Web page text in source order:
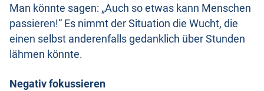
Man könnte sagen: „Auch so etwas kann Menschen
passieren!“ Es nimmt der Situation die Wucht, die
einen selbst anderenfalls gedanklich über Stunden
lähmen könnte.
Negativ fokussieren